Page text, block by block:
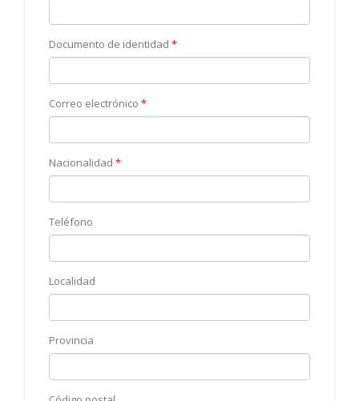
Documento de identidad *
Correo electrónico *
Nacionalidad *
Teléfono
Localidad
Provincia